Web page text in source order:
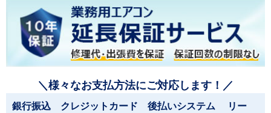
＼様々なお支払方法にご対応します！／
銀行振込 クレジットカード 後払いシステム リー